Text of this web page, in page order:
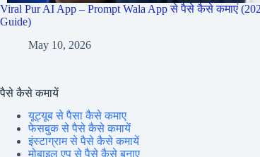
Viral Pur AI App – Prompt Wala App से पैसे कैसे कमाएं
Guide)
May 10, 2026
पैसे कैसे कमायें
यूट्यूब से पैसा कैसे कमाए
फेसबुक से पैसे कैसे कमायें
इंस्टाग्राम से पैसे कैसे कमायें
मोबाइल एप से पैसे कैसे बनाए